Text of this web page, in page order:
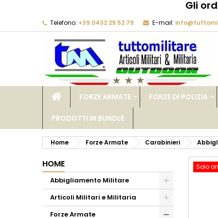
Gli
Telefono: +39.0432 29 52 79 E-mail:
FORZE ARMATE FORZE DI POLIZIA
PRODOTTI IN BUNDLE
Home Forze Armate Carabinieri
HOME
Abbigliamento Militare
Articoli Militari e Militaria
Forze Armate
Solo